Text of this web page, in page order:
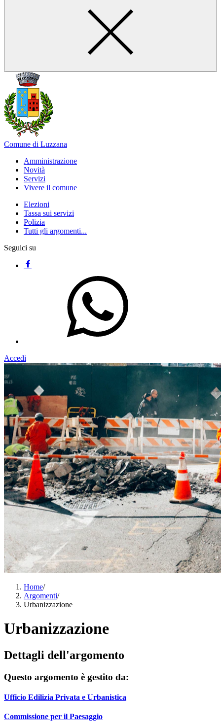
Comune di Luzzana
Amministrazione
Novità
Servizi
Vivere il comune
Elezioni
Tassa sui servizi
Polizia
Tutti gli argomenti...
Seguici su
Accedi
Home/
Argomenti/
Urbanizzazione
Urbanizzazione
Dettagli dell'argomento
Questo argomento è gestito da:
Ufficio Edilizia Privata e Urbanistica
Commissione per il Paesaggio